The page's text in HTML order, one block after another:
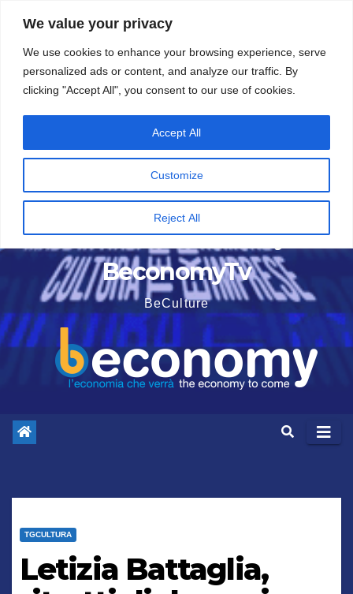
We value your privacy
We use cookies to enhance your browsing experience, serve
personalized ads or content, and analyze our traffic. By
clicking "Accept All", you consent to our use of cookies.
Customize
Reject All
Accept All
contenuto
5 Agosto 2026
BeconomyTv
BeCulture
TGCULTURA
Letizia Battaglia,